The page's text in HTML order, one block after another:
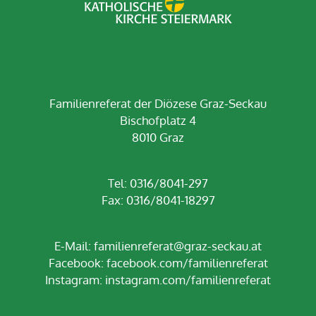
Familienreferat der Diözese Graz-Seckau
Bischofplatz 4
8010 Graz
Tel: 0316/8041-297
Fax: 0316/8041-18297
E-Mail: familienreferat@graz-seckau.at
Facebook: facebook.com/familienreferat
Instagram: instagram.com/familienreferat